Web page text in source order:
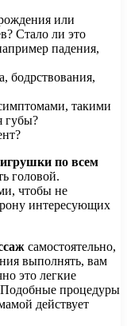
или
Стало ли это
падения,
бодрствования,
такими
губы?
по всем
головой.
чтобы не
интересующих
самостоятельно,
выполнять, вам
это легкие
процедуры
действует